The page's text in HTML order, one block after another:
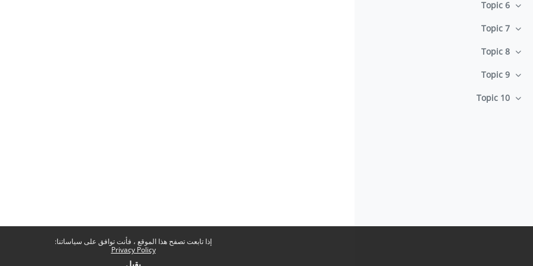
إذا تابعت تصفح هذا الموقع ، فأنت توافق على سياساتنا:
Privacy Policy
طيTopic 6
طي Topic 7
طيTopic 8
طيTopic 9
طيTopic 10